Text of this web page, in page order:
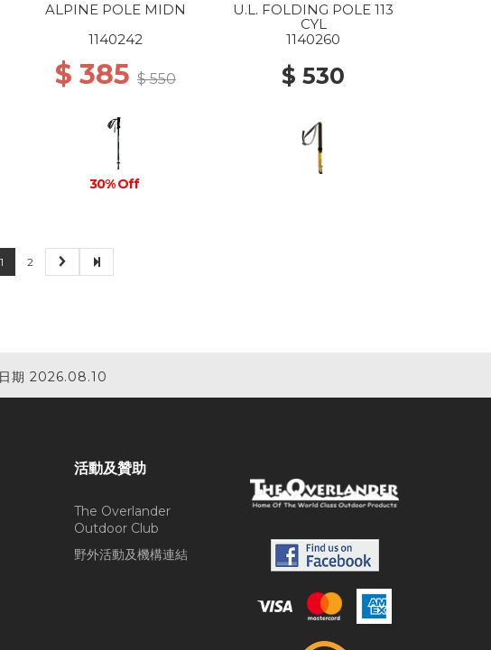
ALPINE POLE MIDN
1140242
$ 385 $ 550
30% Off
U.L. FOLDING POLE 113
CYL
1140260
$ 530
1 2
期 2026.08.10
活動及贊助
The Overlander
Outdoor Club
野外活動及機構連結